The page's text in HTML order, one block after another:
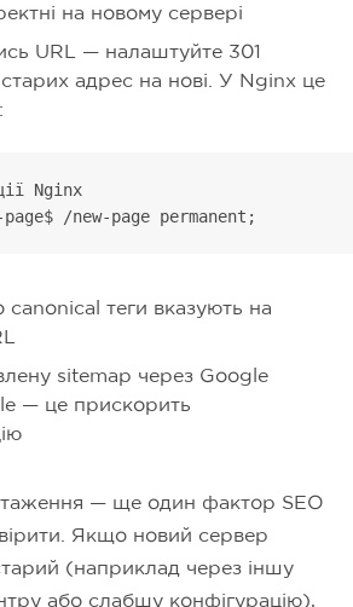
на новому сервері
URL — налаштуйте 301
старих адрес на нові. У Nginx це
Nginx
/new-page permanent;
canonical теги вказують на
sitemap через Google
— це прискорить
— ще один фактор SEO
Якщо новий сервер
(наприклад через іншу
або слабшу конфігурацію),